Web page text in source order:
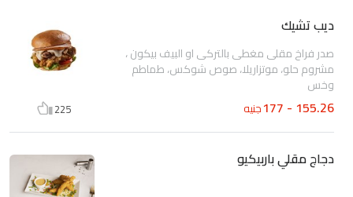
ديب تشيك
صدر فراخ مقلى مغطى بالتركى او البيف بيكون ،
مشروم حلو، موتزاريلا، صوص شوكس، طماطم
وخس
155.26 - 177 جنيه 225
دجاج مقلي باربيكيو